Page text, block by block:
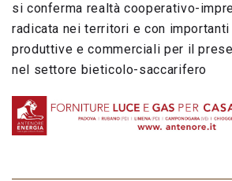
si conferma realtà cooperativo-
radicata nei territori e con
produttive e commerciali per il
nel settore bieticolo-saccarifero